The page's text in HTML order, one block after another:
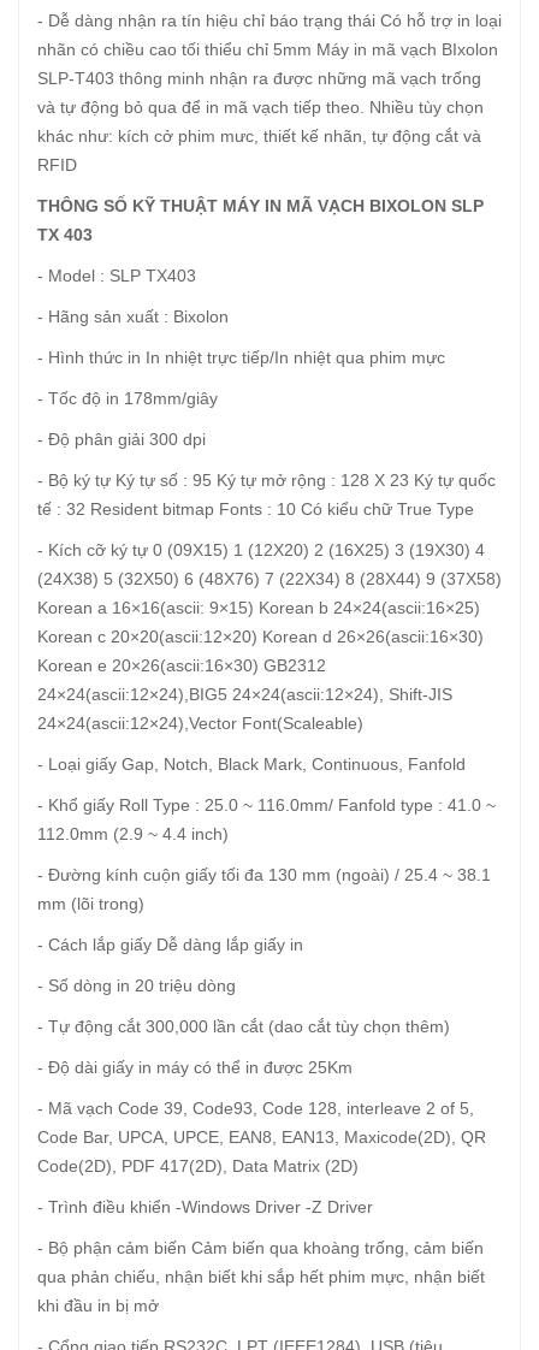
- Dễ dàng nhận ra tín hiệu chỉ báo trạng thái Có hỗ trợ in loại
nhãn có chiều cao tối thiểu chỉ 5mm Máy in mã vạch BIxolon
SLP-T403 thông minh nhận ra được những mã vạch trống
và tự động bỏ qua để in mã vạch tiếp theo. Nhiều tùy chọn
khác như: kích cở phim mưc, thiết kế nhãn, tự động cắt và
RFID
THÔNG SỐ KỸ THUẬT MÁY IN MÃ VẠCH BIXOLON SLP
TX 403
- Model : SLP TX403
- Hãng sản xuất : Bixolon
- Hình thức in In nhiệt trực tiếp/In nhiệt qua phim mực
- Tốc độ in 178mm/giây
- Độ phân giải 300 dpi
- Bộ ký tự Ký tự số : 95 Ký tự mở rộng : 128 X 23 Ký tự quốc
tế : 32 Resident bitmap Fonts : 10 Có kiểu chữ True Type
- Kích cỡ ký tự 0 (09X15) 1 (12X20) 2 (16X25) 3 (19X30) 4
(24X38) 5 (32X50) 6 (48X76) 7 (22X34) 8 (28X44) 9 (37X58)
Korean a 16×16(ascii: 9×15) Korean b 24×24(ascii:16×25)
Korean c 20×20(ascii:12×20) Korean d 26×26(ascii:16×30)
Korean e 20×26(ascii:16×30) GB2312
24×24(ascii:12×24),BIG5 24×24(ascii:12×24), Shift-JIS
24×24(ascii:12×24),Vector Font(Scaleable)
- Loại giấy Gap, Notch, Black Mark, Continuous, Fanfold
- Khổ giấy Roll Type : 25.0 ~ 116.0mm/ Fanfold type : 41.0 ~
112.0mm (2.9 ~ 4.4 inch)
- Đường kính cuộn giấy tối đa 130 mm (ngoài) / 25.4 ~ 38.1
mm (lõi trong)
- Cách lắp giấy Dễ dàng lắp giấy in
- Số dòng in 20 triệu dòng
- Tự động cắt 300,000 lần cắt (dao cắt tùy chọn thêm)
- Độ dài giấy in máy có thể in được 25Km
- Mã vạch Code 39, Code93, Code 128, interleave 2 of 5,
Code Bar, UPCA, UPCE, EAN8, EAN13, Maxicode(2D), QR
Code(2D), PDF 417(2D), Data Matrix (2D)
- Trình điều khiển -Windows Driver -Z Driver
- Bộ phận cảm biến Cảm biến qua khoàng trống, cảm biến
qua phản chiếu, nhận biết khi sắp hết phim mực, nhận biết
khi đầu in bị mở